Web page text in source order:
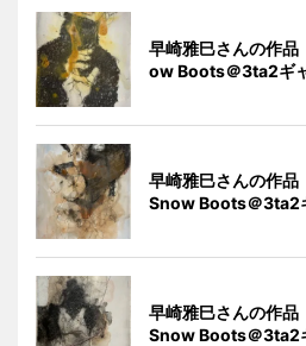
早崎雅巳さんの作
ow Boots＠3ta2ギ
早崎雅巳さんの作
Snow Boots＠3ta2
早崎雅巳さんの作
Snow Boots＠3ta2